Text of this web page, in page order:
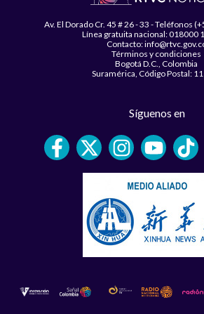
Av. El Dorado Cr. 45 # 26 - 33 - Teléfonos
Línea gratuita nacional: 018000
Contacto:
Términos y condiciones
Bogotá D.C., Colombia
Suramérica, Código Postal:
Síguenos en